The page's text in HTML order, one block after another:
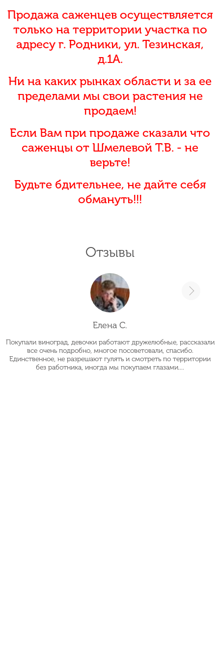
Продажа саженцев осуществляется
только на территории участка по
адресу г. Родники, ул. Тезинская,
д.1А.
Ни на каких рынках области и за ее
пределами мы свои растения не
продаем!
Если Вам при продаже сказали что
саженцы от Шмелевой Т.В. - не
верьте!
Будьте бдительнее, не дайте себя
обмануть!!!
Отзывы
Елена С.
Покупали виноград, девочки работают дружелюбные, рассказали
все очень подробно, многое посоветовали, спасибо.
Единственное, не разрешают гулять и смотреть по территории
без работника, иногда мы покупаем глазами....